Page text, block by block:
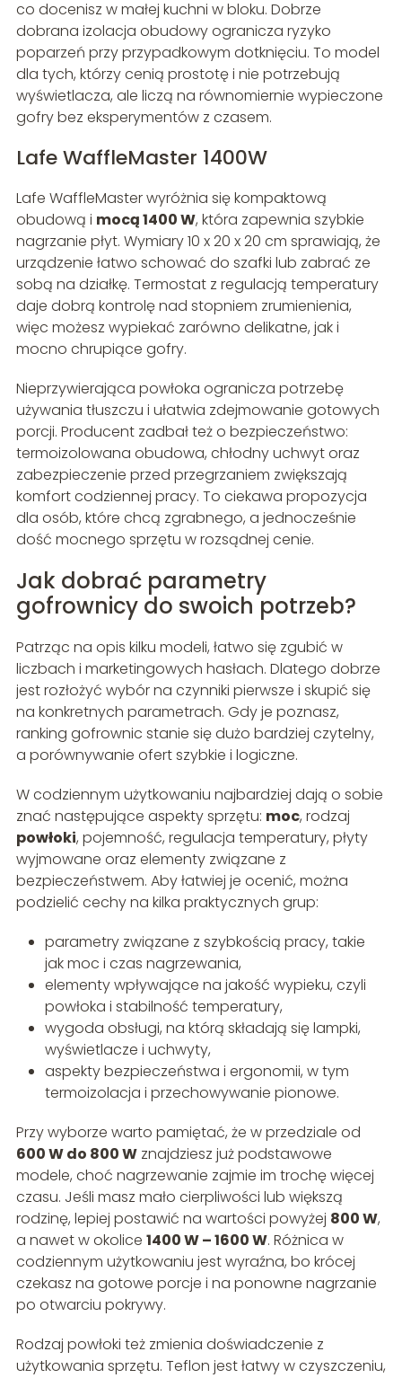
co docenisz w małej kuchni w bloku. Dobrze
dobrana izolacja obudowy ogranicza ryzyko
poparzeń przy przypadkowym dotknięciu. To model
dla tych, którzy cenią prostotę i nie potrzebują
wyświetlacza, ale liczą na równomiernie wypieczone
gofry bez eksperymentów z czasem.
Lafe WaffleMaster 1400W
Lafe WaffleMaster wyróżnia się kompaktową
obudową i mocą 1400 W, która zapewnia szybkie
nagrzanie płyt. Wymiary 10 x 20 x 20 cm sprawiają, że
urządzenie łatwo schować do szafki lub zabrać ze
sobą na działkę. Termostat z regulacją temperatury
daje dobrą kontrolę nad stopniem zrumienienia,
więc możesz wypiekać zarówno delikatne, jak i
mocno chrupiące gofry.
Nieprzywierająca powłoka ogranicza potrzebę
używania tłuszczu i ułatwia zdejmowanie gotowych
porcji. Producent zadbał też o bezpieczeństwo:
termoizolowana obudowa, chłodny uchwyt oraz
zabezpieczenie przed przegrzaniem zwiększają
komfort codziennej pracy. To ciekawa propozycja
dla osób, które chcą zgrabnego, a jednocześnie
dość mocnego sprzętu w rozsądnej cenie.
Jak dobrać parametry
gofrownicy do swoich potrzeb?
Patrząc na opis kilku modeli, łatwo się zgubić w
liczbach i marketingowych hasłach. Dlatego dobrze
jest rozłożyć wybór na czynniki pierwsze i skupić się
na konkretnych parametrach. Gdy je poznasz,
ranking gofrownic stanie się dużo bardziej czytelny,
a porównywanie ofert szybkie i logiczne.
W codziennym użytkowaniu najbardziej dają o sobie
znać następujące aspekty sprzętu: moc, rodzaj
powłoki, pojemność, regulacja temperatury, płyty
wyjmowane oraz elementy związane z
bezpieczeństwem. Aby łatwiej je ocenić, można
podzielić cechy na kilka praktycznych grup:
parametry związane z szybkością pracy, takie
jak moc i czas nagrzewania,
elementy wpływające na jakość wypieku, czyli
powłoka i stabilność temperatury,
wygoda obsługi, na którą składają się lampki,
wyświetlacze i uchwyty,
aspekty bezpieczeństwa i ergonomii, w tym
termoizolacja i przechowywanie pionowe.
Przy wyborze warto pamiętać, że w przedziale od
600 W do 800 Wznajdziesz już podstawowe
modele, choć nagrzewanie zajmie im trochę więcej
czasu. Jeśli masz mało cierpliwości lub większą
rodzinę, lepiej postawić na wartości powyżej 800 W,
a nawet w okolice 1400 W – 1600 W. Różnica w
codziennym użytkowaniu jest wyraźna, bo krócej
czekasz na gotowe porcje i na ponowne nagrzanie
po otwarciu pokrywy.
Rodzaj powłoki też zmienia doświadczenie z
użytkowania sprzętu. Teflon jest łatwy w czyszczeniu,